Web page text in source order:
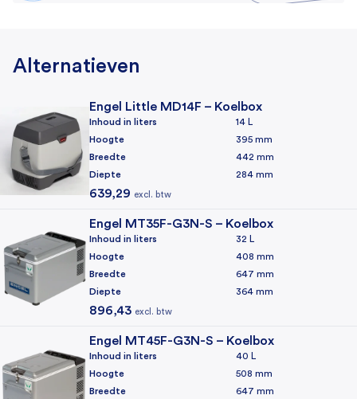
Binnenverlichting
Deksel/deur vergrendeling
Bediening
Handmatige thermostaat
ABS (kunststof)
Koeling
Koelmechanisme
Koelmiddel
R134a
✔ Traploze temperatuurregeling – instelbaar naar jouw behoefte
✔ Breed inzetbaar – perfect voor camping, boot, auto en
andere outdoor-activiteiten
energiebronnen
Alternatieven
Engel Little MD14F – Koelbox
Inhoud in liters
14 L
Hoogte
395 mm
Breedte
442 mm
Diepte
284 mm
639,29 excl. btw
Engel MT35F-G3N-S – Koelbox
Inhoud in liters
32 L
Hoogte
408 mm
Breedte
647 mm
Diepte
364 mm
896,43 excl. btw
Engel MT45F-G3N-S – Koelbox
Inhoud in liters
40 L
Hoogte
508 mm
Breedte
647 mm